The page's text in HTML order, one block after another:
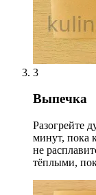
3
Выпечка
Разогрейте
минут, пока
не
тёплыми,